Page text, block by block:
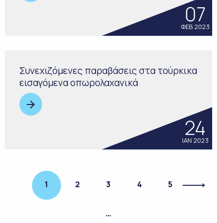
07
ΦΕΒ 2023
Συνεχιζόμενες παραβάσεις στα τούρκικα
εισαγόμενα οπωρολαχανικά
24
ΙΑΝ 2023
1 2 3 4 5
…